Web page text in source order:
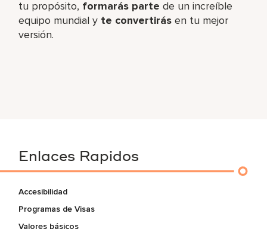
tu propósito, formarás parte de un increíble​
equipo mundial y te convertirás en tu mejor
versión.
Enlaces Rapidos
Accesibilidad
Programas de Visas
Valores básicos